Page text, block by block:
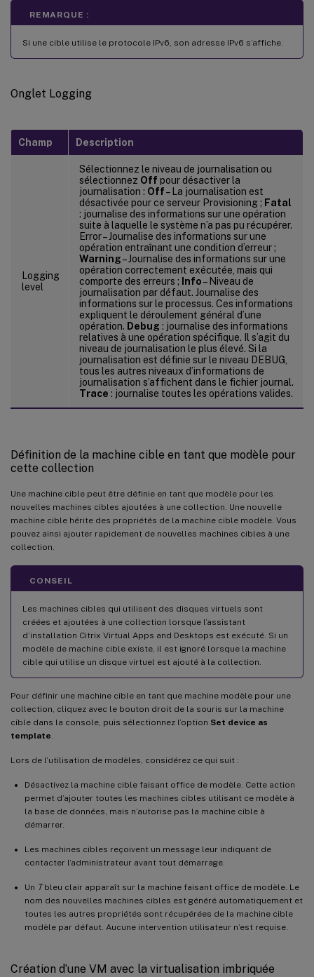
REMARQUE :
Si une cible utilise le protocole IPv6, son adresse IPv6 s’affiche.
Onglet Logging
Champ Description
Logging
level
Sélectionnez le niveau de journalisation ou
sélectionnez Off pour désactiver la
journalisation : Off– La journalisation est
désactivée pour ce serveur Provisioning ; Fatal
: journalise des informations sur une opération
suite à laquelle le système n’a pas pu récupérer.
Error – Journalise des informations sur une
opération entraînant une condition d’erreur ;
Warning– Journalise des informations sur une
opération correctement exécutée, mais qui
comporte des erreurs ; Info– Niveau de
journalisation par défaut. Journalise des
informations sur le processus. Ces informations
expliquent le déroulement général d’une
opération. Debug : journalise des informations
relatives à une opération spécifique. Il s’agit du
niveau de journalisation le plus élevé. Si la
journalisation est définie sur le niveau DEBUG,
tous les autres niveaux d’informations de
journalisation s’affichent dans le fichier journal.
Trace : journalise toutes les opérations valides.
Définition de la machine cible en tant que modèle pour
cette collection
Une machine cible peut être définie en tant que modèle pour les
nouvelles machines cibles ajoutées à une collection. Une nouvelle
machine cible hérite des propriétés de la machine cible modèle. Vous
pouvez ainsi ajouter rapidement de nouvelles machines cibles à une
collection.
CONSEIL
Les machines cibles qui utilisent des disques virtuels sont
créées et ajoutées à une collection lorsque l’assistant
d’installation Citrix Virtual Apps and Desktops est exécuté. Si un
modèle de machine cible existe, il est ignoré lorsque la machine
cible qui utilise un disque virtuel est ajouté à la collection.
Pour définir une machine cible en tant que machine modèle pour une
collection, cliquez avec le bouton droit de la souris sur la machine
cible dans la console, puis sélectionnez l’option Set device as
template
Lors de l’utilisation de modèles, considérez ce qui suit :
Désactivez la machine cible faisant office de modèle. Cette action
permet d’ajouter toutes les machines cibles utilisant ce modèle à
la base de données, mais n’autorise pas la machine cible à
démarrer.
Les machines cibles reçoivent un message leur indiquant de
contacter l’administrateur avant tout démarrage.
Un Tbleu clair apparaît sur la machine faisant office de modèle. Le
nom des nouvelles machines cibles est généré automatiquement et
toutes les autres propriétés sont récupérées de la machine cible
modèle par défaut. Aucune intervention utilisateur n’est requise.
Création d’une VM avec la virtualisation imbriquée